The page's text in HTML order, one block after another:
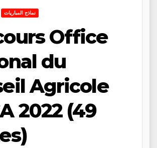
نماذج المباريات
Office
du
Agricole
2022 (49